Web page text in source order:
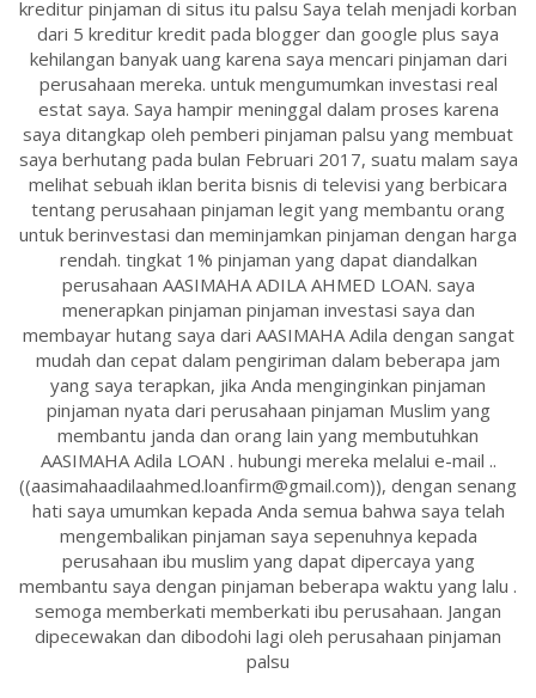
kreditur pinjaman di situs itu palsu Saya telah menjadi korban
dari 5 kreditur kredit pada blogger dan google plus saya
kehilangan banyak uang karena saya mencari pinjaman dari
perusahaan mereka. untuk mengumumkan investasi real
estat saya. Saya hampir meninggal dalam proses karena
saya ditangkap oleh pemberi pinjaman palsu yang membuat
saya berhutang pada bulan Februari 2017, suatu malam saya
melihat sebuah iklan berita bisnis di televisi yang berbicara
tentang perusahaan pinjaman legit yang membantu orang
untuk berinvestasi dan meminjamkan pinjaman dengan harga
rendah. tingkat 1% pinjaman yang dapat diandalkan
perusahaan AASIMAHA ADILA AHMED LOAN. saya
menerapkan pinjaman pinjaman investasi saya dan
membayar hutang saya dari AASIMAHA Adila dengan sangat
mudah dan cepat dalam pengiriman dalam beberapa jam
yang saya terapkan, jika Anda menginginkan pinjaman
pinjaman nyata dari perusahaan pinjaman Muslim yang
membantu janda dan orang lain yang membutuhkan
AASIMAHA Adila LOAN . hubungi mereka melalui e-mail ..
((aasimahaadilaahmed.loanfirm@gmail.com)), dengan senang
hati saya umumkan kepada Anda semua bahwa saya telah
mengembalikan pinjaman saya sepenuhnya kepada
perusahaan ibu muslim yang dapat dipercaya yang
membantu saya dengan pinjaman beberapa waktu yang lalu .
semoga memberkati memberkati ibu perusahaan. Jangan
dipecewakan dan dibodohi lagi oleh perusahaan pinjaman
palsu